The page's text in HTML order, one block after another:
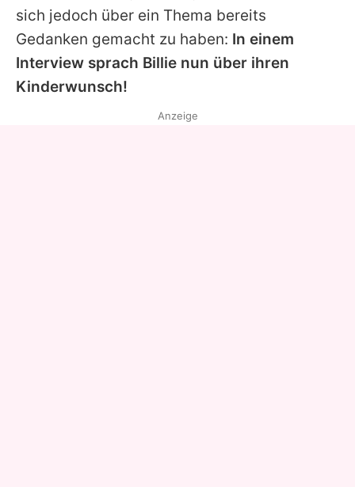
sich jedoch über ein Thema bereits
Gedanken gemacht zu haben: In einem
Interview sprach Billie nun über ihren
Kinderwunsch!
Anzeige